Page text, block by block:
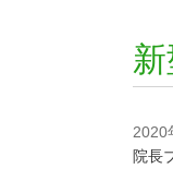
2020
院長